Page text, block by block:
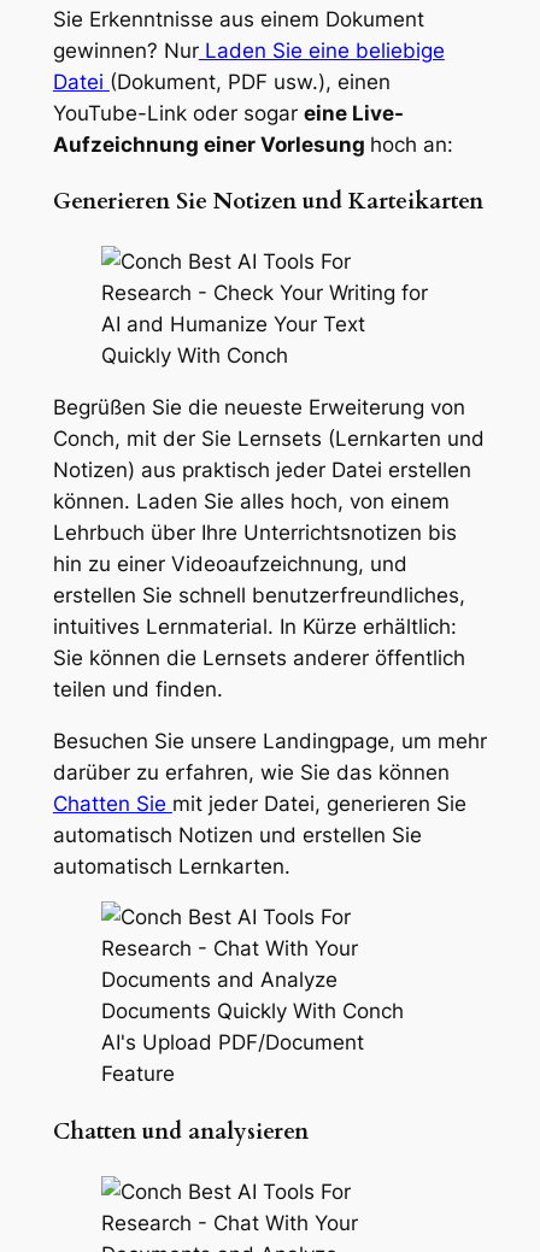
Sie Erkenntnisse aus einem Dokument
gewinnen? NurLaden Sie eine beliebige
Datei (Dokument, PDF usw.), einen
YouTube-Link oder sogar eine Live-
Aufzeichnung einer Vorlesung hoch an:
Generieren Sie Notizen und Karteikarten
Begrüßen Sie die neueste Erweiterung von
Conch, mit der Sie Lernsets (Lernkarten und
Notizen) aus praktisch jeder Datei erstellen
können. Laden Sie alles hoch, von einem
Lehrbuch über Ihre Unterrichtsnotizen bis
hin zu einer Videoaufzeichnung, und
erstellen Sie schnell benutzerfreundliches,
intuitives Lernmaterial. In Kürze erhältlich:
Sie können die Lernsets anderer öffentlich
teilen und finden.
Besuchen Sie unsere Landingpage, um mehr
darüber zu erfahren, wie Sie das können
Chatten Sie mit jeder Datei, generieren Sie
automatisch Notizen und erstellen Sie
automatisch Lernkarten.
Chatten und analysieren